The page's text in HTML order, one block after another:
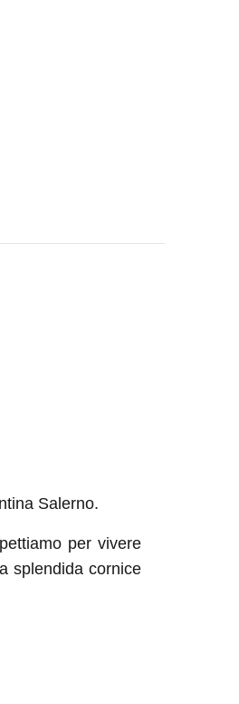
Salerno.
per vivere
splendida cornice